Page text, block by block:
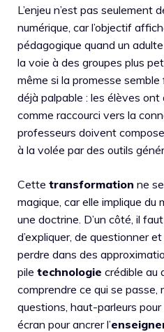
L’enjeu n’est pas seulement
numérique, car l’objectif
pédagogique quand un
la voie à des groupes plus
même si la promesse
déjà palpable : les élèves
comme raccourci vers la
professeurs doivent
à la volée par des outils
Cette transformation ne
magique, car elle implique du
une doctrine. D’un côté, il
d’expliquer, de questionner
perdre dans des
pile technologie crédible au
comprendre ce qui se passe,
questions, haut-parleurs
écran pour ancrer l’